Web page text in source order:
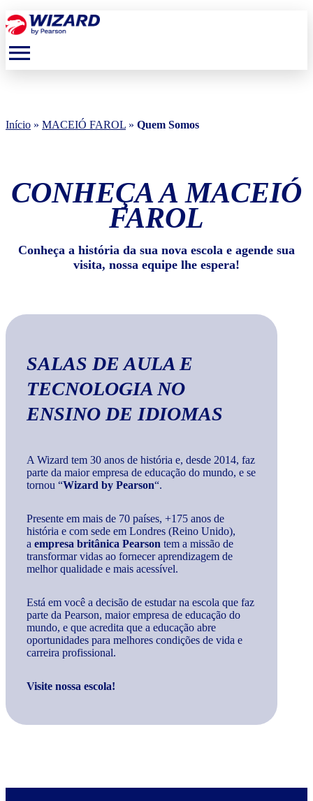
menu
Início » MACEIÓ FAROL » Quem Somos
CONHEÇA A MACEIÓ
FAROL
Conheça a história da sua nova escola e agende sua
visita, nossa equipe lhe espera!
SALAS DE AULA E
TECNOLOGIANO
ENSINO DE IDIOMAS
A Wizard tem 30 anos de história e, desde 2014, faz
parte da maior empresa de educação do mundo, e se
tornou “Wizard by Pearson“.
Presente em mais de 70 países, +175 anos de
história e com sede em Londres (Reino Unido),
a empresa britânica Pearson tem a missão de
transformar vidas ao fornecer aprendizagem de
melhor qualidade e mais acessível.
Está em você a decisão de estudar na escola que faz
parte da Pearson, maior empresa de educação do
mundo, e que acredita que a educação abre
oportunidades para melhores condições de vida e
carreira profissional.
Visite nossa escola!